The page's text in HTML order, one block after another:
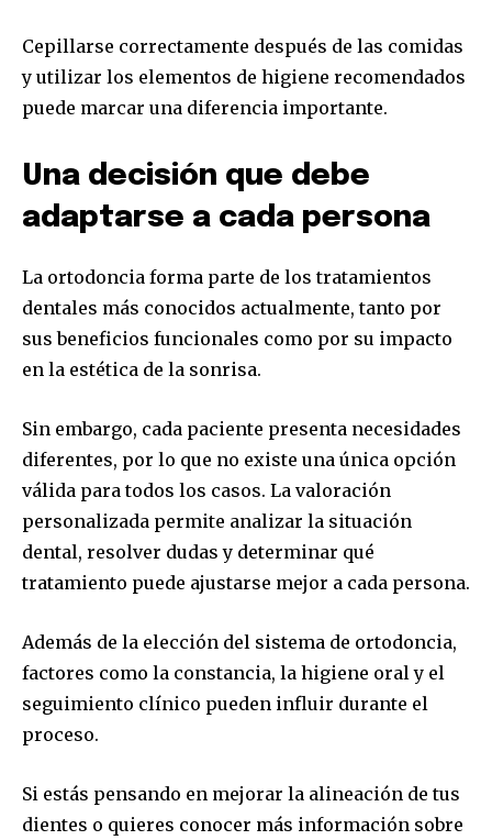
Cepillarse correctamente después de las comidas
y utilizar los elementos de higiene recomendados
puede marcar una diferencia importante.
Una decisión que debe
adaptarse a cada persona
La ortodoncia forma parte de los tratamientos
dentales más conocidos actualmente, tanto por
sus beneficios funcionales como por su impacto
en la estética de la sonrisa.
Sin embargo, cada paciente presenta necesidades
diferentes, por lo que no existe una única opción
válida para todos los casos. La valoración
personalizada permite analizar la situación
dental, resolver dudas y determinar qué
tratamiento puede ajustarse mejor a cada persona.
Además de la elección del sistema de ortodoncia,
factores como la constancia, la higiene oral y el
seguimiento clínico pueden influir durante el
proceso.
Si estás pensando en mejorar la alineación de tus
dientes o quieres conocer más información sobre